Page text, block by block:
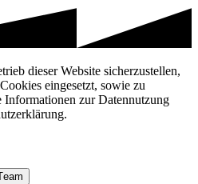
dieser Website sicherzustellen,
eingesetzt, sowie zu
Informationen zur Datennutzung
eam